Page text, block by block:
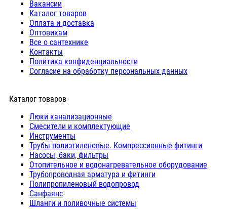
Вакансии
Каталог товаров
Оплата и доставка
Оптовикам
Все о сантехнике
Контакты
Политика конфиденциальности
Согласие на обработку персональных данных
Каталог товаров
Люки канализационные
Cмесители и комплектующие
Инструменты
Трубы полиэтиленовые. Компрессионные фитинги
Насосы, баки, фильтры
Отопительное и водонагревательное оборудование
Трубопроводная арматура и фитинги
Полипропиленовый водопровод
Санфаянс
Шланги и поливочные системы